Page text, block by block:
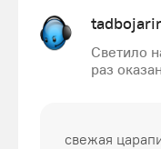
Светило
раз
свежая